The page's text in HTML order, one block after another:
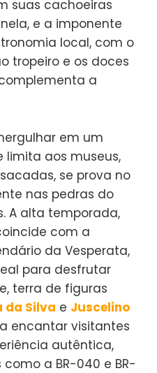
suas cachoeiras
e a imponente
local, com o
tropeiro e os doces
a
em um
limita aos museus,
se prova no
nas pedras do
A alta temporada,
com a
da Vesperata,
para desfrutar
terra de figuras
da Silva e Juscelino
encantar visitantes
autêntica,
a BR-040 e BR-